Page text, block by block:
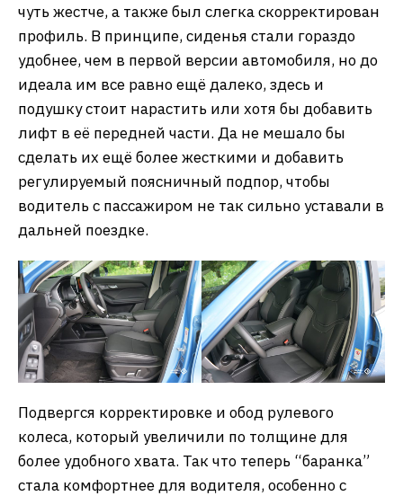
чуть жестче, а также был слегка скорректирован
профиль. В принципе, сиденья стали гораздо
удобнее, чем в первой версии автомобиля, но до
идеала им все равно ещё далеко, здесь и
подушку стоит нарастить или хотя бы добавить
лифт в её передней части. Да не мешало бы
сделать их ещё более жесткими и добавить
регулируемый поясничный подпор, чтобы
водитель с пассажиром не так сильно уставали в
дальней поездке.
Подвергся корректировке и обод рулевого
колеса, который увеличили по толщине для
более удобного хвата. Так что теперь “баранка”
стала комфортнее для водителя, особенно с